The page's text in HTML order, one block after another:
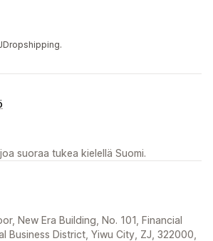
suoraa tukea kielellä Suomi.
New Era Building, No. 101, Financial
Business District, Yiwu City, ZJ, 322000,